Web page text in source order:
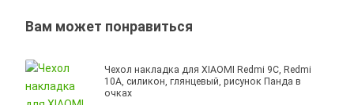
Вам может понравиться
Чехол накладка для XIAOMI Redmi 9C, Redmi
10A, силикон, глянцевый, рисунок Панда в
очках